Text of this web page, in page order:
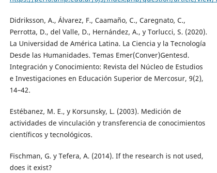
Didriksson, A., Álvarez, F., Caamaño, C., Caregnato, C.,
Perrotta, D., del Valle, D., Hernández, A., y Torlucci, S. (2020).
La Universidad de América Latina. La Ciencia y la Tecnología
Desde las Humanidades. Temas Emer(Conver)Gentesd.
Integración y Conocimiento: Revista del Núcleo de Estudios
e Investigaciones en Educación Superior de Mercosur, 9(2),
14–42.
Estébanez, M. E., y Korsunsky, L. (2003). Medición de
actividades de vinculación y transferencia de conocimientos
científicos y tecnológicos.
Fischman, G. y Tefera, A. (2014). If the research is not used,
does it exist?